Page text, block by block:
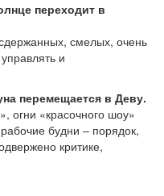
переходит в
смелых, очень
и
перемещается в Деву.
огни «красочного шоу»
будни – порядок,
критике,